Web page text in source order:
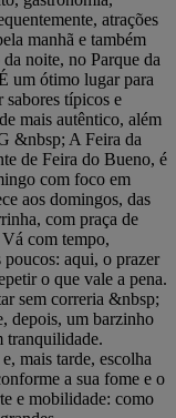
atrações
manhã e também
noite, no Parque da
um ótimo lugar para
sabores típicos e
mais autêntico, além
&nbsp; A Feira da
de Feira do Bueno, é
com foco em
aos domingos, das
com praça de
com tempo,
poucos: aqui, o prazer
o que vale a pena.
sem correria &nbsp;
depois, um barzinho
tranquilidade.
mais tarde, escolha
a sua fome e o
e mobilidade: como